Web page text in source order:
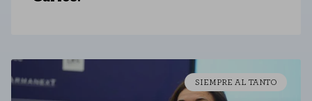
SIEMPRE AL TANTO
navegan por el sitio. Toda la información que recogen estas cookies es
agregada y, por lo tanto, es anónima.